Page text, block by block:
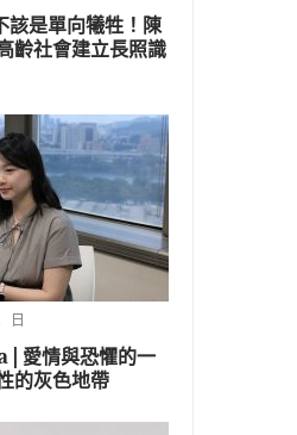
該是單向犧牲！陳
齡社會建立長照識
| 愛情與恐懼的一
的灰色地帶